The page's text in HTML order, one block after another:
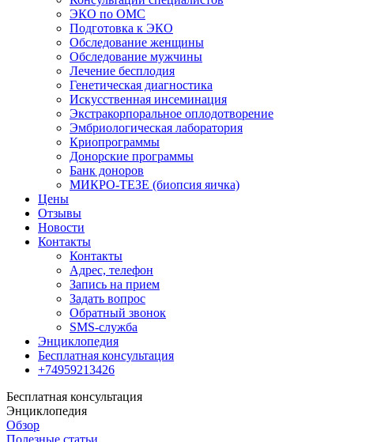
ЭКО по ОМС
Подготовка к ЭКО
Обследование женщины
Обследование мужчины
Лечение бесплодия
Генетическая диагностика
Искусственная инсеминация
Экстракорпоральное оплодотворение
Эмбриологическая лаборатория
Криопрограммы
Донорские программы
Банк доноров
МИКРО-ТЕЗЕ (биопсия яичка)
Цены
Отзывы
Новости
Контакты
Контакты
Адрес, телефон
Запись на прием
Задать вопрос
Обратный звонок
SMS-служба
Энциклопедия
Бесплатная консультация
+74959213426
Бесплатная консультация
Энциклопедия
Обзор
Полезные статьи